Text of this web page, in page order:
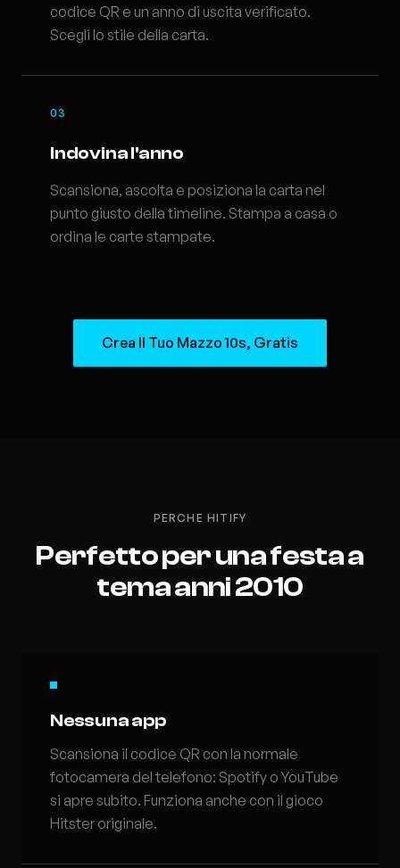
codice QR e un anno di uscita verificato.
Scegli lo stile della carta.
03
Indovina l'anno
Scansiona, ascolta e posiziona la carta nel
punto giusto della timeline. Stampa a casa o
ordina le carte stampate.
Crea Il Tuo Mazzo 10s, Gratis
PERCHE HITIFY
Perfetto per una festa a
tema anni 2010
Nessuna app
Scansiona il codice QR con la normale
fotocamera del telefono: Spotify o YouTube
si apre subito. Funziona anche con il gioco
Hitster originale.